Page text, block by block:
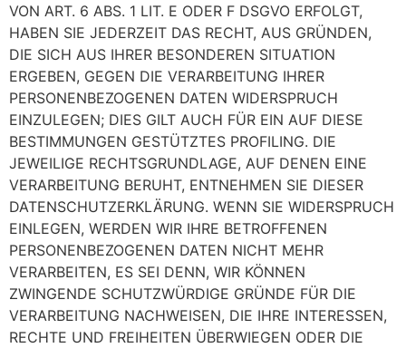
VON ART. 6 ABS. 1 LIT. E ODER F DSGVO ERFOLGT,
HABEN SIE JEDERZEIT DAS RECHT, AUS GRÜNDEN,
DIE SICH AUS IHRER BESONDEREN SITUATION
ERGEBEN, GEGEN DIE VERARBEITUNG IHRER
PERSONENBEZOGENEN DATEN WIDERSPRUCH
EINZULEGEN; DIES GILT AUCH FÜR EIN AUF DIESE
BESTIMMUNGEN GESTÜTZTES PROFILING. DIE
JEWEILIGE RECHTSGRUNDLAGE, AUF DENEN EINE
VERARBEITUNG BERUHT, ENTNEHMEN SIE DIESER
DATENSCHUTZERKLÄRUNG. WENN SIE WIDERSPRUCH
EINLEGEN, WERDEN WIR IHRE BETROFFENEN
PERSONENBEZOGENEN DATEN NICHT MEHR
VERARBEITEN, ES SEI DENN, WIR KÖNNEN
ZWINGENDE SCHUTZWÜRDIGE GRÜNDE FÜR DIE
VERARBEITUNG NACHWEISEN, DIE IHRE INTERESSEN,
RECHTE UND FREIHEITEN ÜBERWIEGEN ODER DIE